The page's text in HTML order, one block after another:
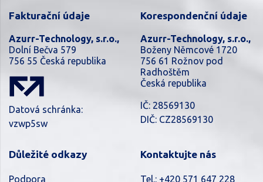
Fakturační údaje
Azurr-Technology, s.r.o.,
Dolní Bečva 579
756 55 Česká republika
Datová schránka:
vzwp5sw
Korespondenční údaje
Azurr-Technology, s.r.o.,
Boženy Němcové 1720
756 61 Rožnov pod
Radhoštěm
Česká republika
IČ: 28569130
DIČ: CZ28569130
Důležité odkazy
Podpora
Kontaktujte nás
Tel.: +420 571 647 228